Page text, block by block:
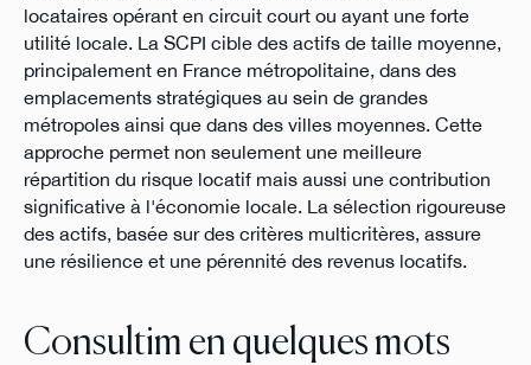
locataires opérant en circuit court ou ayant une forte
utilité locale. La SCPI cible des actifs de taille moyenne,
principalement en France métropolitaine, dans des
emplacements stratégiques au sein de grandes
métropoles ainsi que dans des villes moyennes. Cette
approche permet non seulement une meilleure
répartition du risque locatif mais aussi une contribution
significative à l'économie locale. La sélection rigoureuse
des actifs, basée sur des critères multicritères, assure
une résilience et une pérennité des revenus locatifs.
Consultim en quelques mots